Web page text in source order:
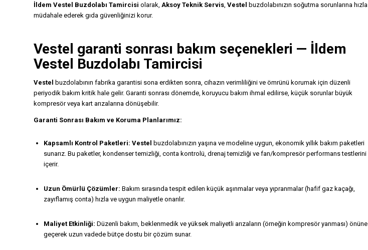
İldem Vestel Buzdolabı Tamircisi olarak, Aksoy Teknik Servis, Vestel
buzdolabınızın soğutma sorunlarına hızla
müdahale ederek gıda güvenliğinizi korur.
Vestel garanti sonrası bakım seçenekleri — İldem
Vestel Buzdolabı Tamircisi
Vestel
buzdolabının fabrika garantisi sona erdikten sonra, cihazın verimliliğini ve ömrünü korumak için düzenli
periyodik bakım kritik hale gelir. Garanti sonrası dönemde, koruyucu bakım ihmal edilirse, küçük sorunlar büyük
kompresör veya kart arızalarına dönüşebilir.
Garanti Sonrası Bakım ve Koruma Planlarımız:
Kapsamlı Kontrol Paketleri: Vestel buzdolabınızın yaşına ve modeline uygun, ekonomik yıllık bakım paketleri
sunarız. Bu paketler, kondenser temizliği, conta kontrolü, drenaj temizliği ve fan/kompresör performans testlerini
içerir.
Uzun Ömürlü Çözümler: Bakım sırasında tespit edilen küçük aşınmalar veya yıpranmalar (hafif gaz kaçağı,
zayıflamış conta) hızla ve uygun maliyetle onarılır.
Maliyet Etkinliği: Düzenli bakım, beklenmedik ve yüksek maliyetli arızaların (örneğin kompresör yanması) önüne
geçerek uzun vadede bütçe dostu bir çözüm sunar.